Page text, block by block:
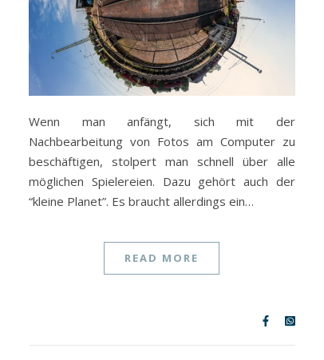
Wenn man anfängt, sich mit der
Nachbearbeitung von Fotos am Computer zu
beschäftigen, stolpert man schnell über alle
möglichen Spielereien. Dazu gehört auch der
“kleine Planet”. Es braucht allerdings ein…
READ MORE